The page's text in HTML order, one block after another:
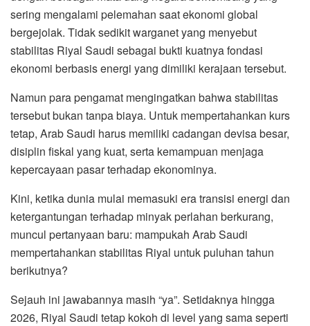
sering mengalami pelemahan saat ekonomi global
bergejolak. Tidak sedikit warganet yang menyebut
stabilitas Riyal Saudi sebagai bukti kuatnya fondasi
ekonomi berbasis energi yang dimiliki kerajaan tersebut.
Namun para pengamat mengingatkan bahwa stabilitas
tersebut bukan tanpa biaya. Untuk mempertahankan kurs
tetap, Arab Saudi harus memiliki cadangan devisa besar,
disiplin fiskal yang kuat, serta kemampuan menjaga
kepercayaan pasar terhadap ekonominya.
Kini, ketika dunia mulai memasuki era transisi energi dan
ketergantungan terhadap minyak perlahan berkurang,
muncul pertanyaan baru: mampukah Arab Saudi
mempertahankan stabilitas Riyal untuk puluhan tahun
berikutnya?
Sejauh ini jawabannya masih “ya”. Setidaknya hingga
2026, Riyal Saudi tetap kokoh di level yang sama seperti